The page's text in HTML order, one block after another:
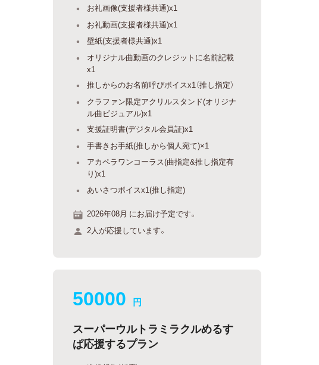
お礼画像(支援者様共通)x1
お礼動画(支援者様共通)x1
壁紙(支援者様共通)x1
オリジナル曲動画のクレジットに名前記載
x1
推しからのお名前呼びボイスx1（推し指定）
クラファン限定アクリルスタンド(オリジナ
ル曲ビジュアル)x1
支援証明書(デジタル会員証)x1
手書きお手紙(推しから個人宛て)×1
アカペラワンコーラス(曲指定&推し指定有
り)x1
あいさつボイスx1(推し指定)
2026年08月 にお届け予定です。
2人が応援しています。
50000 円
スーパーウルトラミラクルめるす
ぱ応援するプラン